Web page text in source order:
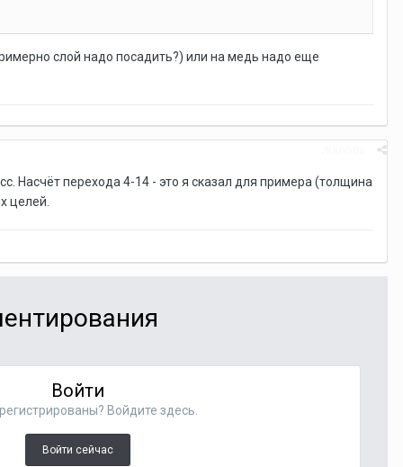
слой надо посадить?) или на медь надо еще
Насчёт перехода 4-14 - это я сказал для примера (толщина
целей.
Войти
Войдите здесь.
Войти сейчас